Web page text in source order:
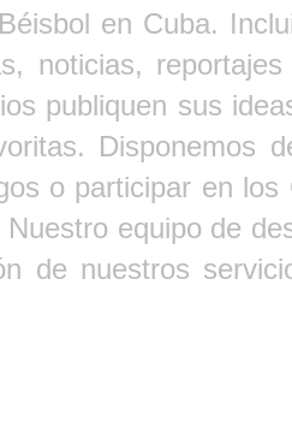
en Cuba.
noticias,
publiquen sus
Disponemos
o participar en
equipo de
de nuestros